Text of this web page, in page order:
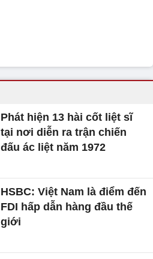
Phát hiện 13 hài cốt liệt sĩ
tại nơi diễn ra trận chiến
đấu ác liệt năm 1972
HSBC: Việt Nam là điểm đến
FDI hấp dẫn hàng đầu thế
giới